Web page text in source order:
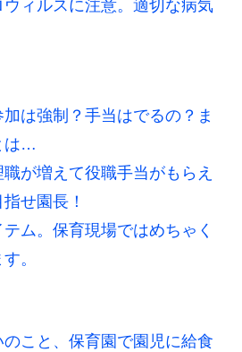
ィルスに注意。適切な病気
は強制？手当はでるの？ま
は…
が増えて役職手当がもらえ
せ園長！
ム。保育現場ではめちゃく
。
こと、保育園で園児に給食